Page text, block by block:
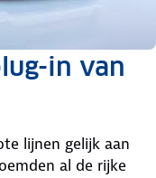
in van
lijnen gelijk aan
al de rijke